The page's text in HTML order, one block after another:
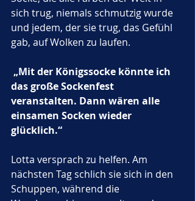
sich trug, niemals schmutzig wurde
und jedem, der sie trug, das Gefühl
gab, auf Wolken zu laufen.
„Mit der Königssocke könnte ich
das große Sockenfest
veranstalten. Dann wären alle
einsamen Socken wieder
glücklich.“
Lotta versprach zu helfen. Am
nächsten Tag schlich sie sich in den
Schuppen, während die